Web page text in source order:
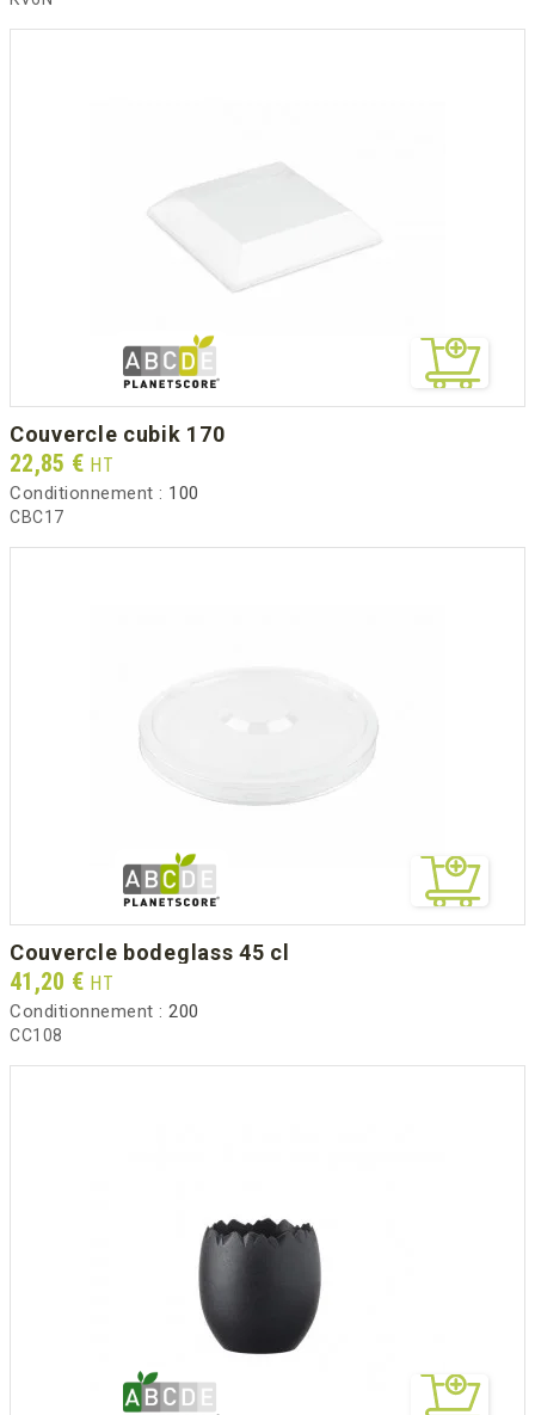
couvercle cubik 170
Prix
22,85 € HT
Conditionnement : 100
CBC17
couvercle bodeglass 45 cl
Prix
41,20 € HT
Conditionnement : 200
CC108